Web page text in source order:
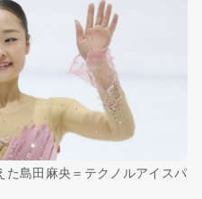
た島田麻央＝テクノルアイスパ